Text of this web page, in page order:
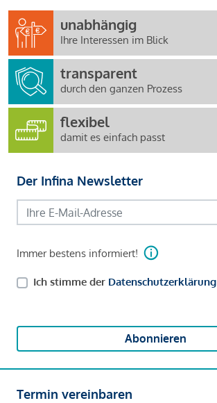
unabhängig
Ihre Interessen im Blick
transparent
durch den ganzen Prozess
flexibel
damit es einfach passt
Der Infina Newsletter
Immer bestens informiert!
Ich stimme der Datenschutzerklärung
Abonnieren
Termin vereinbaren